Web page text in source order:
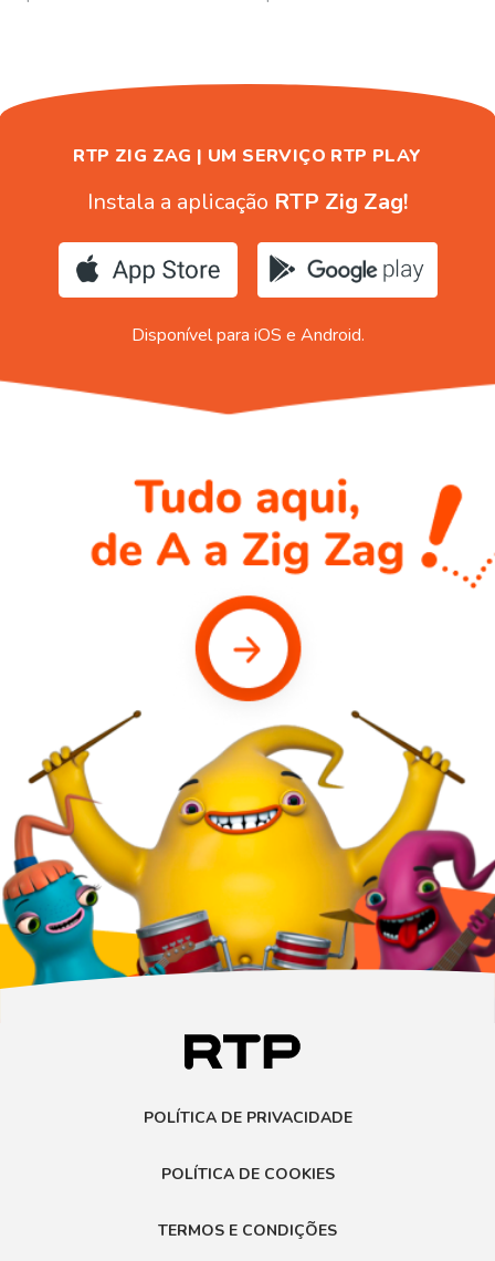
RTP ZIG ZAG | UM SERVIÇO RTP PLAY
Instala a aplicação RTP Zig Zag!
Disponível para iOS e Android.
POLÍTICA DE PRIVACIDADE
POLÍTICA DE COOKIES
TERMOS E CONDIÇÕES